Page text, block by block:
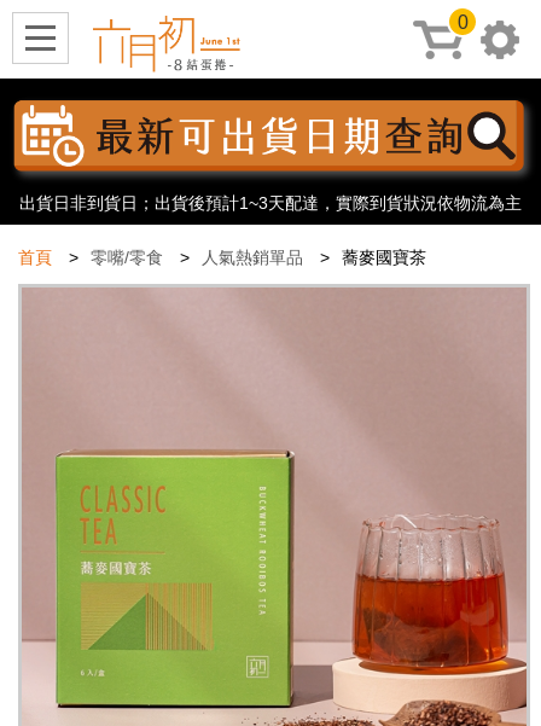
出貨日非到貨日；出貨後預計1~3天配達，實際到貨狀況依物流為主
首頁 零嘴/零食 人氣熱銷單品 蕎麥國寶茶
0